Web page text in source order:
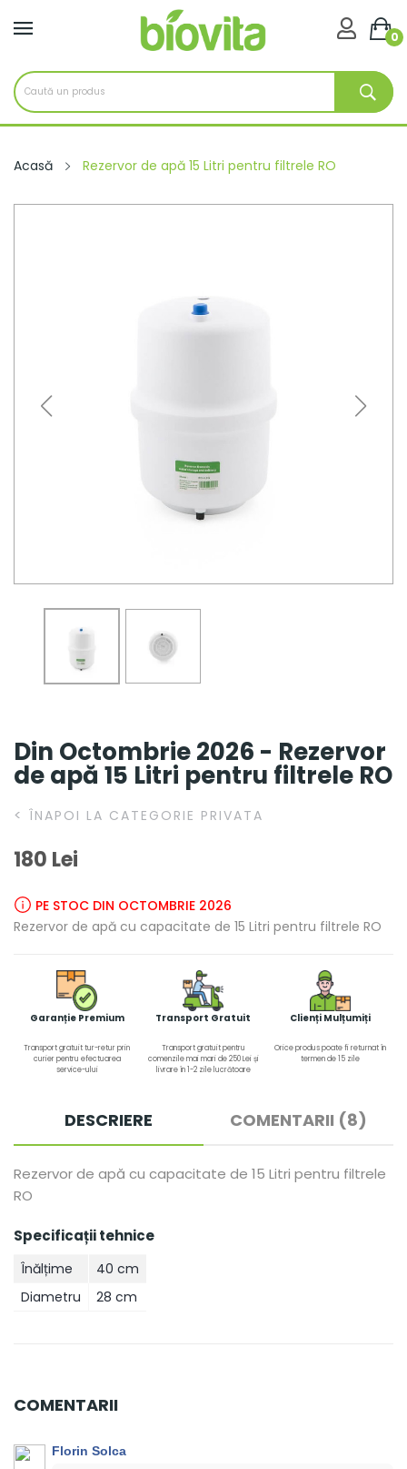
0

Acasă Rezervor de apă 15 Litri pentru filtrele RO
Din Octombrie 2026 - Rezervor
de apă 15 Litri pentru filtrele RO
< ÎNAPOI LA CATEGORIE PRIVATA
180 Lei
PE STOC DIN OCTOMBRIE 2026
Rezervor de apă cu capacitate de 15 Litri pentru filtrele RO
Garanție Premium
Transport gratuit tur-retur prin
curier pentru efectuarea
service-ului
Transport Gratuit
Transport gratuit pentru
comenzile mai mari de 250 Lei și
livrare în 1-2 zile lucrătoare
Clienți Mulțumiți
Orice produs poate fi returnat în
termen de 15 zile
DESCRIERE COMENTARII (8)
Rezervor de apă cu capacitate de 15 Litri pentru filtrele
RO
Specificații tehnice
Înălțime
40 cm
Diametru
28 cm
COMENTARII
Florin Solca